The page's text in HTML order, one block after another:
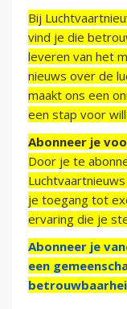
Bij
vind je die
leveren van het
nieuws over de
maakt ons een
een stap voor
Abonneer je
Door je te
je toegang tot
ervaring die je
Abonneer je
een